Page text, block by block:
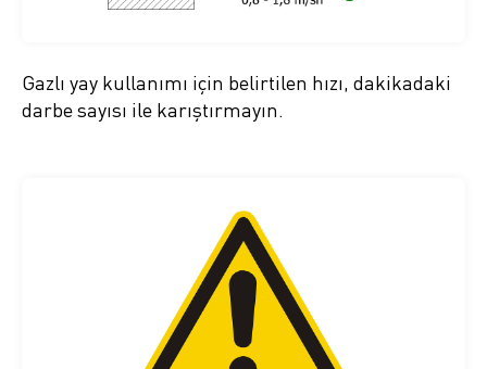
Gazlı yay kullanımı için belirtilen hızı, dakikadaki
darbe sayısı ile karıştırmayın.